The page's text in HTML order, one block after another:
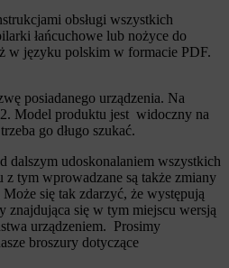
obsługi wszystkich
łańcuchowe lub nożyce do
w języku polskim w formacie PDF.
posiadanego urządzenia. Na
Model produktu jest widoczny na
go długo szukać.
dalszym udoskonalaniem wszystkich
tym wprowadzane są także zmiany
się tak zdarzyć, że występują
znajdująca się w tym miejscu wersją
urządzeniem. Prosimy
broszury dotyczące